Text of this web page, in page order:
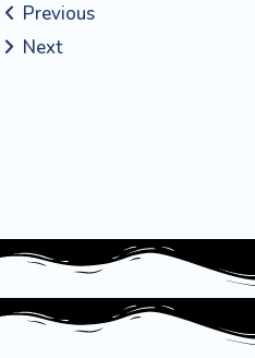
Previous
Next